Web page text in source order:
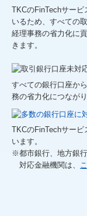
TKCのFinTechサー
いるため、すべての
経理事務の省力化に
きます。
すべての銀行口座か
務の省力化につながり
TKCのFinTechサー
います。
※都市銀行、地方銀
対応金融機関は、